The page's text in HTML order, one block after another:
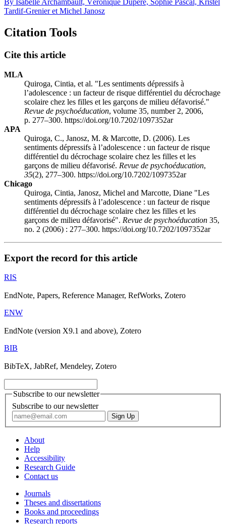
By Isabelle Archambault, Véronique Dupéré, Sophie Pascal, Kristel
Tardif-Grenier et Michel Janosz
Citation Tools
Cite this article
MLA
Quiroga, Cintia, et al. "Les sentiments dépressifs à
l’adolescence : un facteur de risque différentiel du décrochage
scolaire chez les filles et les garçons de milieu défavorisé."
Revue de psychoéducation, volume 35, number 2, 2006,
p. 277–300. https://doi.org/10.7202/1097352ar
APA
Quiroga, C., Janosz, M. & Marcotte, D. (2006). Les
sentiments dépressifs à l’adolescence : un facteur de risque
différentiel du décrochage scolaire chez les filles et les
garçons de milieu défavorisé. Revue de psychoéducation,
35(2), 277–300. https://doi.org/10.7202/1097352ar
Chicago
Quiroga, Cintia, Janosz, Michel and Marcotte, Diane "Les
sentiments dépressifs à l’adolescence : un facteur de risque
différentiel du décrochage scolaire chez les filles et les
garçons de milieu défavorisé". Revue de psychoéducation 35,
no. 2 (2006) : 277–300. https://doi.org/10.7202/1097352ar
Export the record for this article
RIS
EndNote, Papers, Reference Manager, RefWorks, Zotero
ENW
EndNote (version X9.1 and above), Zotero
BIB
BibTeX, JabRef, Mendeley, Zotero
Subscribe to our newsletter
Subscribe to our newsletter
About
Help
Accessibility
Research Guide
Contact us
Journals
Theses and dissertations
Books and proceedings
Research reports